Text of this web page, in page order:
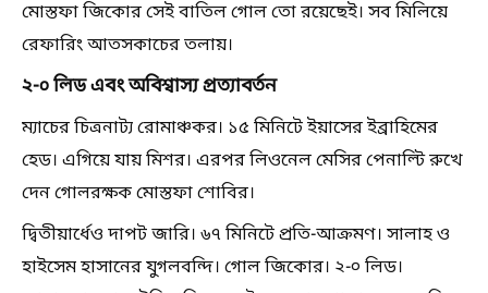
মোস্তফা জিকোর সেই বাতিল গোল তো রয়েছেই। সব মিলিয়ে
রেফারিং আতসকাচের তলায়।
২-০ লিড এবং অবিশ্বাস্য প্রত্যাবর্তন
ম্যাচের চিত্রনাট্য রোমাঞ্চকর। ১৫ মিনিটে ইয়াসের ইব্রাহিমের
হেড। এগিয়ে যায় মিশর। এরপর লিওনেল মেসির পেনাল্টি রুখে
দেন গোলরক্ষক মোস্তফা শোবির।
দ্বিতীয়ার্ধেও দাপট জারি। ৬৭ মিনিটে প্রতি-আক্রমণ। সালাহ ও
হাইসেম হাসানের যুগলবন্দি। গোল জিকোর। ২-০ লিড।